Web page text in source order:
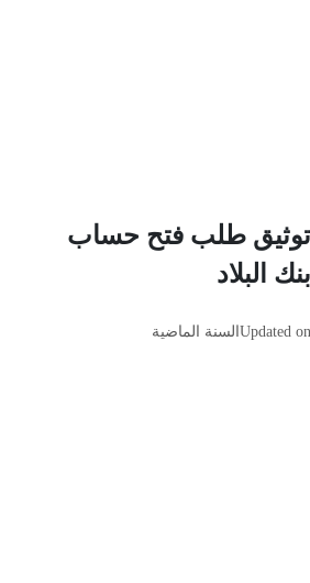
توثيق طلب فتح حساب
بنك البلاد
Updated on السنة الماضية